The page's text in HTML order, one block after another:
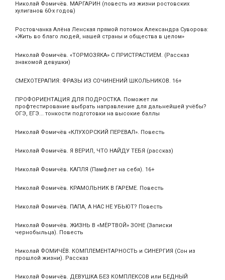
Николай Фомичёв. МАРГАРИН (повесть из жизни ростовских
хулиганов 60-х годов)
Ростовчанка Алёна Ленская прямой потомок Александра Суворова:
«Жить во благо людей, нашей страны и общества в целом»
Николай Фомичёв. «ТОРМОЗЯКА» С ПРИСТРАСТИЕМ. (Рассказ
знакомой девушки)
СМЕХОТЕРАПИЯ: ФРАЗЫ ИЗ СОЧИНЕНИЙ ШКОЛЬНИКОВ. 16+
ПРОФОРИЕНТАЦИЯ ДЛЯ ПОДРОСТКА. Поможет ли
профтестирование выбрать направление для дальнейшей учёбы?
ОГЭ, ЕГЭ... тонкости подготовки на высокие баллы
Николай Фомичёв «КЛУХОРСКИЙ ПЕРЕВАЛ». Повесть
Николай Фомичёв. Я ВЕРИЛ, ЧТО НАЙДУ ТЕБЯ (рассказ)
Николай Фомичёв. КАПЛЯ (Памфлет на себя). 16+
Николай Фомичёв. КРАМОЛЬНИК В ГАРЕМЕ. Повесть
Николай Фомичёв. ПАПА, А НАС НЕ УБЬЮТ? Повесть
Николай Фомичёв. ЖИЗНЬ В «МЁРТВОЙ» ЗОНЕ (Записки
чернобыльца). Повесть
Николай ФОМИЧЁВ. КОМПЛЕМЕНТАРНОСТЬ и СИНЕРГИЯ (Сон из
прошлой жизни). Рассказ
Николай Фомичёв. ДЕВУШКА БЕЗ КОМПЛЕКСОВ или БЕДНЫЙ